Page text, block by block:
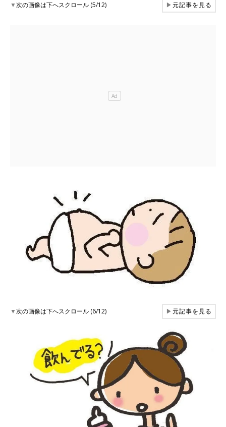
▼次の画像は下へスクロール (5/12) ▶元記事を見る
▼次の画像は下へスクロール (6/12) ▶元記事を見る